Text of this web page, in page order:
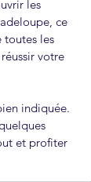
les
ce
les
votre
indiquée.
et profiter